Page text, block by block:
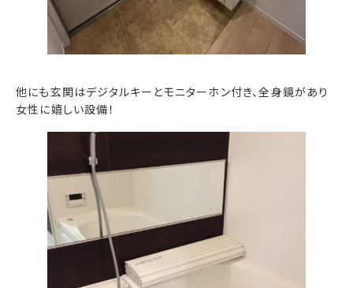
他にも玄関はデジタルキーとモニターホン付き、全身鏡があり
女性に嬉しい設備！